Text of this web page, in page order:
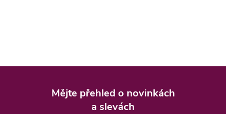
Mějte přehled o novinkách
a slevách